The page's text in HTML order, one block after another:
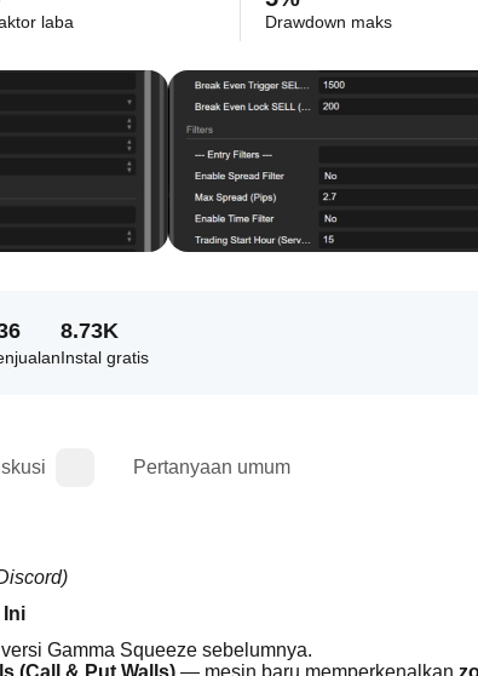
laba Drawdown maks
8.73K
Instal gratis
Pertanyaan umum
Ini
Gamma Squeeze sebelumnya.
(Call & Put Walls) — mesin baru memperkenalkan